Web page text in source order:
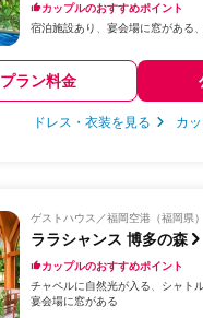
カップルのおすすめポイント
宿泊施設あり
宴会場に窓がある
プラン料金
ドレス・衣装を見る カ
ゲストハウス 福岡空港（福岡県）
ララシャンス 博多の森
カップルのおすすめポイント
チャペルに自然光が入る
シャト
宴会場に窓がある